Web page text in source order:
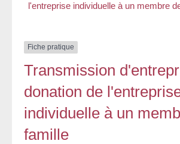
l'entreprise individuelle à un membre
Fiche pratique
Transmission
donation de
individuelle à un
famille